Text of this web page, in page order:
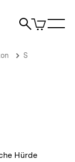
Suche
Artikel
im
S
Hürde